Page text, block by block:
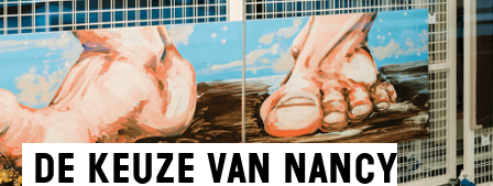
De keuze van Nancy